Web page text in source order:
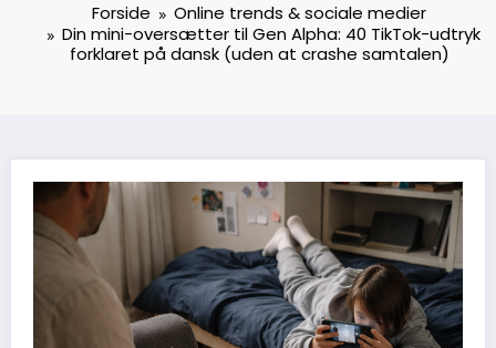
Forside
Online trends & sociale medier
Din mini-oversætter til Gen Alpha: 40 TikTok-udtryk
forklaret på dansk (uden at crashe samtalen)